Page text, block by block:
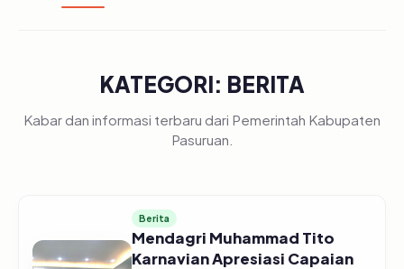
KATEGORI: BERITA
Kabar dan informasi terbaru dari Pemerintah Kabupaten
Pasuruan.
Berita
Mendagri Muhammad Tito
Karnavian Apresiasi Capaian